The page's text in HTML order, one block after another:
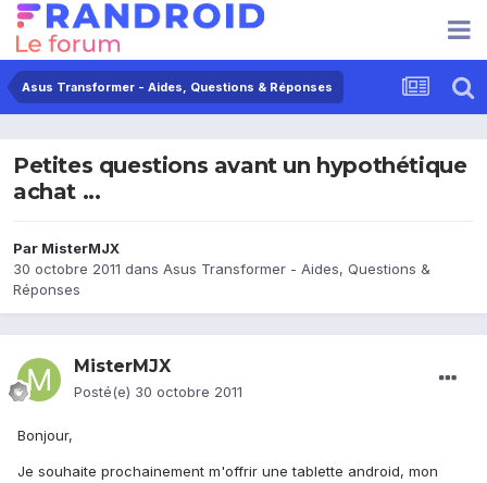
Asus Transformer - Aides, Questions & Réponses
Petites questions avant un hypothétique
achat ...
Par MisterMJX
30 octobre 2011 dans Asus Transformer - Aides, Questions &
Réponses
MisterMJX
Posté(e) 30 octobre 2011
Bonjour,
Je souhaite prochainement m'offrir une tablette android, mon